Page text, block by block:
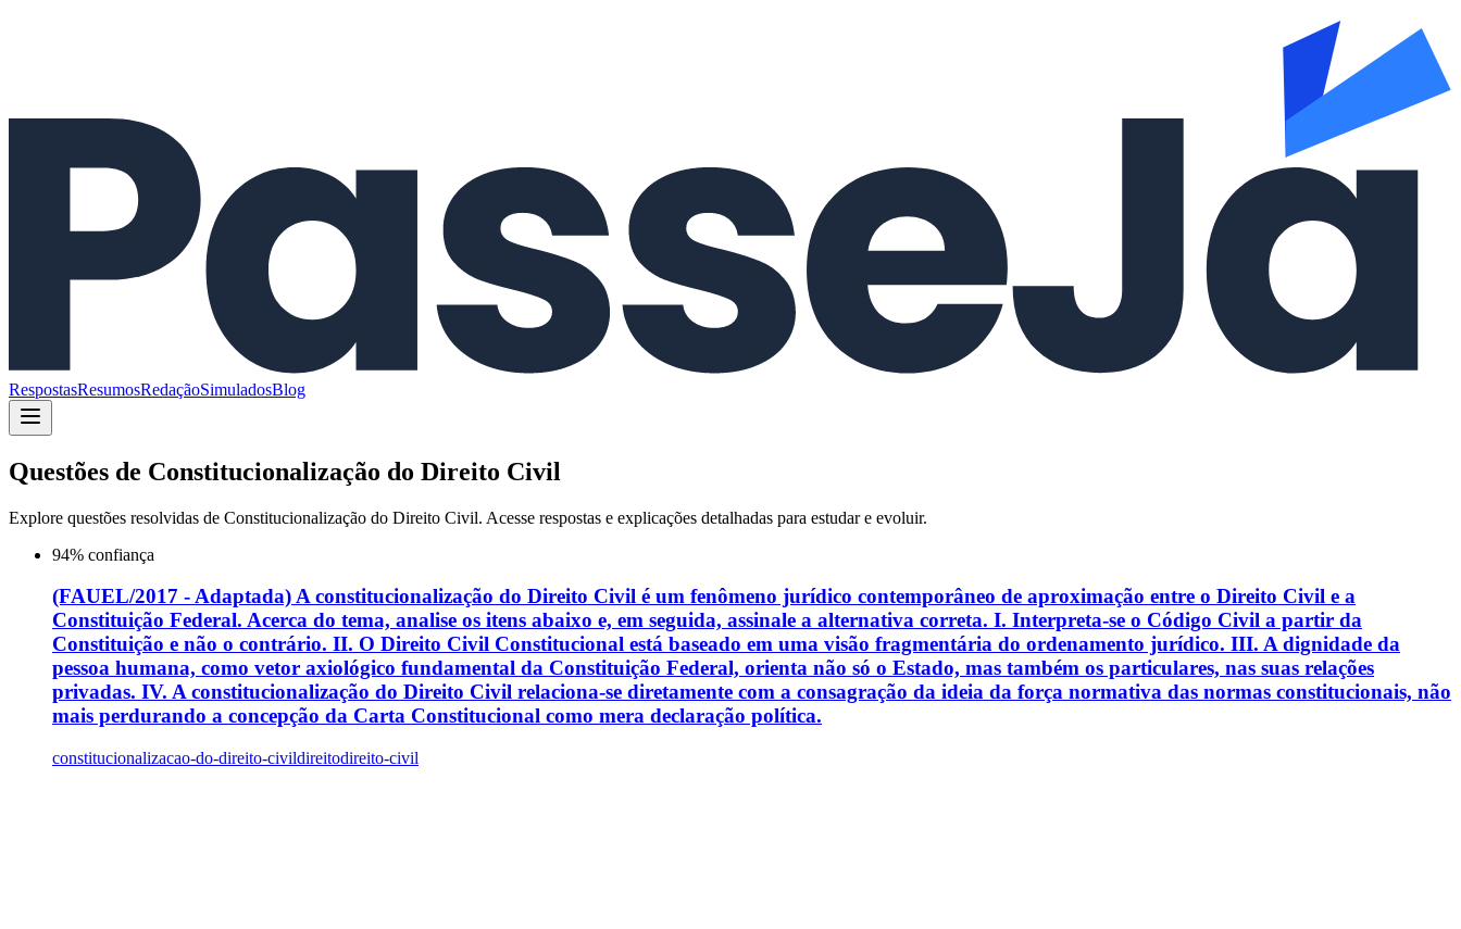
RespostasResumosRedaçãoSimuladosBlog
Questões de Constitucionalização do Direito Civil
Explore questões resolvidas de Constitucionalização do Direito Civil. Acesse respostas e explicações detalhadas para estudar e evoluir.
94% confiança
(FAUEL/2017 - Adaptada) A constitucionalização do Direito Civil é um fenômeno jurídico contemporâneo de aproximação entre o Direito Civil e a
Constituição Federal. Acerca do tema, analise os itens abaixo e, em seguida, assinale a alternativa correta. I. Interpreta-se o Código Civil a partir da
Constituição e não o contrário. II. O Direito Civil Constitucional está baseado em uma visão fragmentária do ordenamento jurídico. III. A dignidade da
pessoa humana, como vetor axiológico fundamental da Constituição Federal, orienta não só o Estado, mas também os particulares, nas suas relações
privadas. IV. A constitucionalização do Direito Civil relaciona-se diretamente com a consagração da ideia da força normativa das normas constitucionais, não
mais perdurando a concepção da Carta Constitucional como mera declaração política.
constitucionalizacao-do-direito-civildireitodireito-civil